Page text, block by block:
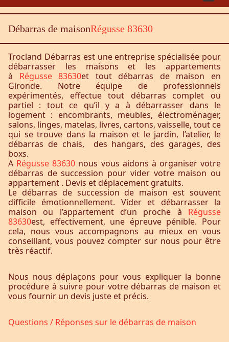
Débarras de maisonRégusse 83630
Trocland Débarras est une entreprise spécialisée pour
débarrasser les maisons et les appartements
à Régusse 83630et tout débarras de maison en
Gironde. Notre équipe de professionnels
expérimentés, effectue tout débarras complet ou
partiel : tout ce qu’il y a à débarrasser dans le
logement : encombrants, meubles, électroménager,
salons, linges, matelas, livres, cartons, vaisselle, tout ce
qui se trouve dans la maison et le jardin, l’atelier, le
débarras de chais, des hangars, des garages, des
boxs.
A Régusse 83630 nous vous aidons à organiser votre
débarras de succession pour vider votre maison ou
appartement . Devis et déplacement gratuits.
Le débarras de succession de maison est souvent
difficile émotionnellement. Vider et débarrasser la
maison ou l’appartement d’un proche à Régusse
83630est, effectivement, une épreuve pénible. Pour
cela, nous vous accompagnons au mieux en vous
conseillant, vous pouvez compter sur nous pour être
très réactif.
Nous nous déplaçons pour vous expliquer la bonne
procédure à suivre pour votre débarras de maison et
vous fournir un devis juste et précis.
Questions / Réponses sur le débarras de maison